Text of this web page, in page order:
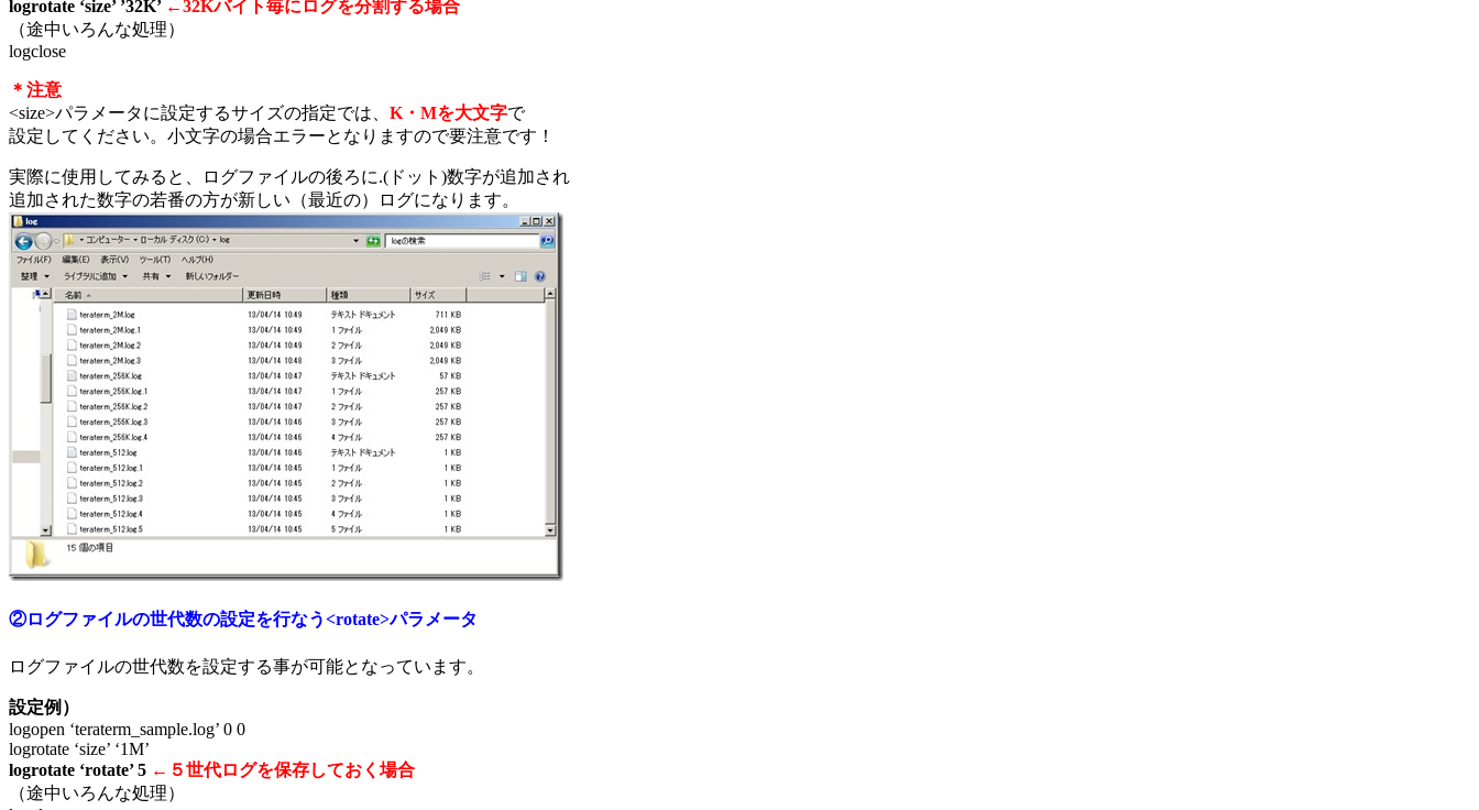
logrotate ‘size’ ’32K’ ←32Kバイト毎にログを分割する場合
（途中いろんな処理）
logclose
＊注意
<size>パラメータに設定するサイズの指定では、 K・Mを大文字で
設定してください。小文字の場合エラーとなりますので要注意です！
実際に使用してみると、ログファイルの後ろに.(ドット)数字が追加され
追加された数字の若番の方が新しい（最近の）ログになります。
②ログファイルの世代数の設定を行なう<rotate>パラメータ
ログファイルの世代数を設定する事が可能となっています。
設定例）
logopen ‘teraterm_sample.log’ 0 0
logrotate ‘size’ ‘1M’
logrotate ‘rotate’ 5 ←５世代ログを保存しておく場合
（途中いろんな処理）